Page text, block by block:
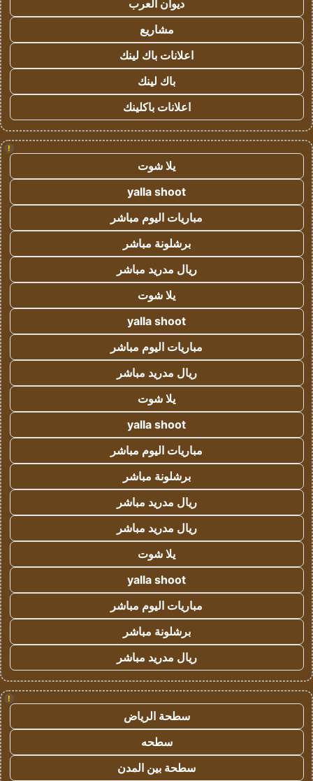
ديوان العرب
مشاريع
اعلانات باك لينك
باك لينك
اعلانات باكلينك
!
يلا شوت
yalla shoot
مباريات اليوم مباشر
برشلونة مباشر
ريال مدريد مباشر
يلا شوت
yalla shoot
مباريات اليوم مباشر
ريال مدريد مباشر
يلا شوت
yalla shoot
مباريات اليوم مباشر
برشلونة مباشر
ريال مدريد مباشر
ريال مدريد مباشر
يلا شوت
yalla shoot
مباريات اليوم مباشر
برشلونة مباشر
ريال مدريد مباشر
!
سطحة الرياض
سطحه
سطحة بين المدن